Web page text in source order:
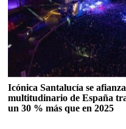
Icónica Santalucía se
multitudinario de España
un 30 % más que en 2025